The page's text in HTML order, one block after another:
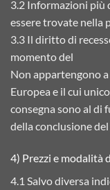
3.2 Informazioni più
essere trovate nella
3.3 Il diritto di
momento del
Non appartengono
Europea e il cui
consegna sono al di
della conclusione
4) Prezzi e modalità
4.1 Salvo diversa